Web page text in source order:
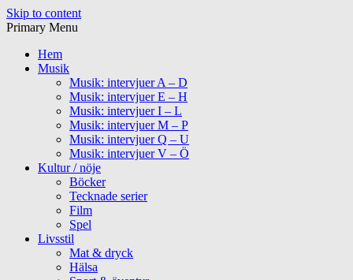
Skip to content
Primary Menu
Hem
Musik
Musik: intervjuer A – D
Musik: intervjuer E – H
Musik: intervjuer I – L
Musik: intervjuer M – P
Musik: intervjuer Q – U
Musik: intervjuer V – Ö
Kultur / nöje
Böcker
Tecknade serier
Film
Spel
Livsstil
Mat & dryck
Hälsa